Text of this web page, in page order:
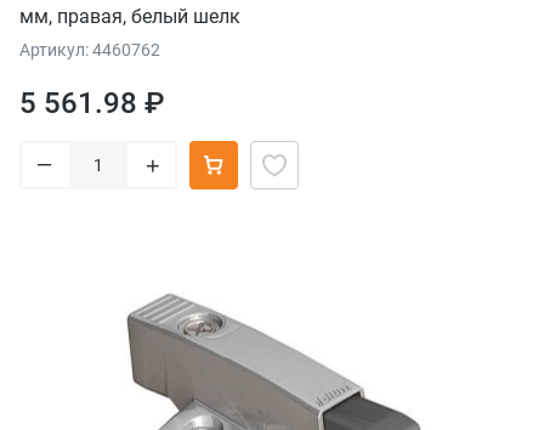
мм, правая, белый шелк
Артикул: 4460762
5 561.98 ₽
– +